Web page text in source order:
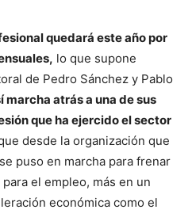
quedará este año por
lo que supone
de Pedro Sánchez y Pablo
marcha atrás a una de sus
que ha ejercido el sector
desde la organización que
puso en marcha para frenar
el empleo, más en un
económica como el